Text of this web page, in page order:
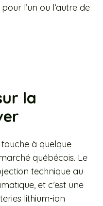
l’un ou l’autre de
la
à quelque
québécois. Le
technique au
et c’est une
lithium-ion